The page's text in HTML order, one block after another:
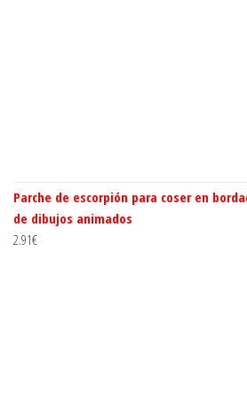
Parche de escorpión para coser en
de dibujos animados
2.91€